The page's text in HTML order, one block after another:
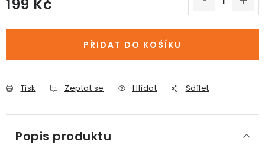
199 Kč
PŘIDAT DO KOŠÍKU
Tisk Zeptat se Hlídat Sdílet
Popis produktu